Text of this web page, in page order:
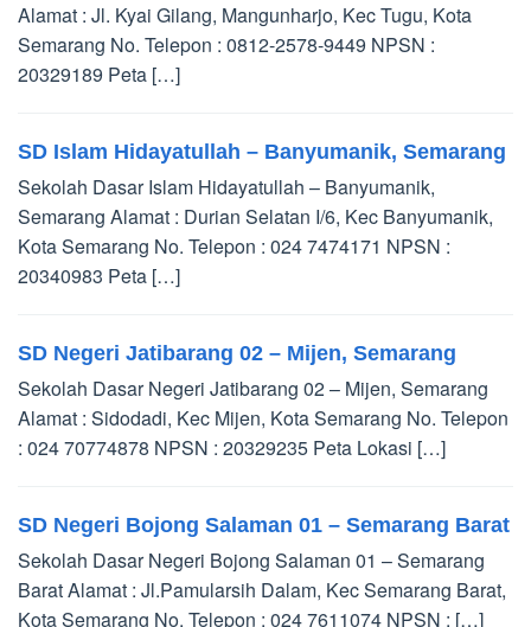
Alamat : Jl. Kyai Gilang, Mangunharjo, Kec Tugu, Kota
Semarang No. Telepon : 0812-2578-9449 NPSN :
20329189 Peta […]
SD Islam Hidayatullah – Banyumanik, Semarang
Sekolah Dasar Islam Hidayatullah – Banyumanik,
Semarang Alamat : Durian Selatan I/6, Kec Banyumanik,
Kota Semarang No. Telepon : 024 7474171 NPSN :
20340983 Peta […]
SD Negeri Jatibarang 02 – Mijen, Semarang
Sekolah Dasar Negeri Jatibarang 02 – Mijen, Semarang
Alamat : Sidodadi, Kec Mijen, Kota Semarang No. Telepon
: 024 70774878 NPSN : 20329235 Peta Lokasi […]
SD Negeri Bojong Salaman 01 – Semarang Barat
Sekolah Dasar Negeri Bojong Salaman 01 – Semarang
Barat Alamat : Jl.Pamularsih Dalam, Kec Semarang Barat,
Kota Semarang No. Telepon : 024 7611074 NPSN : […]